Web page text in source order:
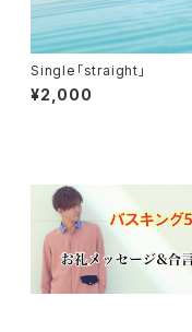
Single「straight」
¥2,000